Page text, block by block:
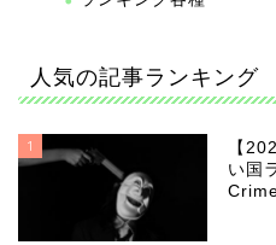
人気の記事ランキング
1
【
い国